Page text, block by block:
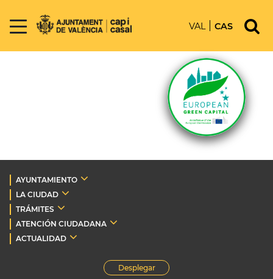
VAL CAS
AYUNTAMIENTO
LA CIUDAD
TRÁMITES
ATENCIÓN CIUDADANA
ACTUALIDAD
Desplegar